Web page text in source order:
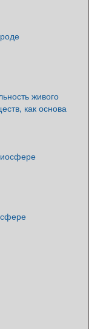
живого
как основа